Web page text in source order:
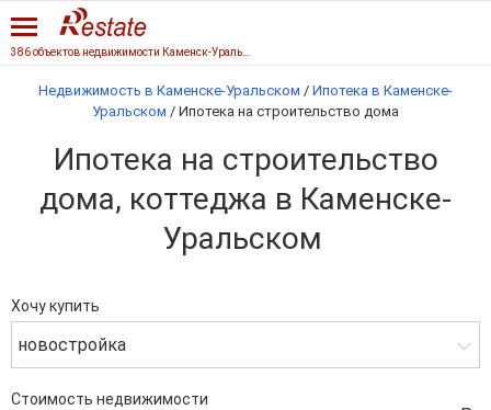
Недвижимость в Каменске-Уральском / Ипотека в Каменске-
Уральском / Ипотека на строительство дома
Ипотека на строительство
дома, коттеджа в Каменске-
Уральском
Хочу купить
новостройка
Стоимость недвижимости